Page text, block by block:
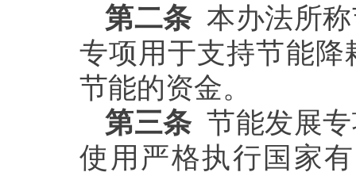
第二条本办法所称
专项用于支持节能
节能的资金。
第三条节能发展专
使用严格执行国家